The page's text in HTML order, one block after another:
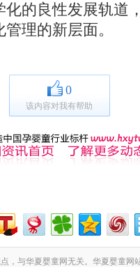
的良性发展轨道
理的新层面。
0
该内容对我有帮助
，与华夏婴童网无关。华夏婴童网